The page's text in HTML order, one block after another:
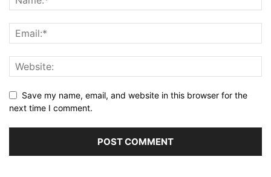
Save my name, email, and website in this browser for the
next time I comment.